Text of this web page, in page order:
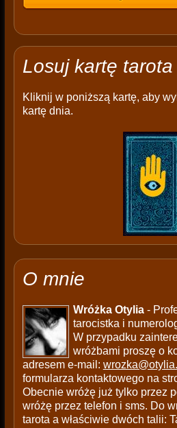
Losuj kartę tarota
Kliknij w poniższą kartę, aby
kartę dnia.
O mnie
Wróżka Otylia-
tarocistka i
W przypadku
wróżbami proszę o
adresem e-mail:
formularza kontaktowego na
Obecnie wróżę już tylko przez
wróżę przez telefon i sms. Do
tarota a właściwie dwóch talii: